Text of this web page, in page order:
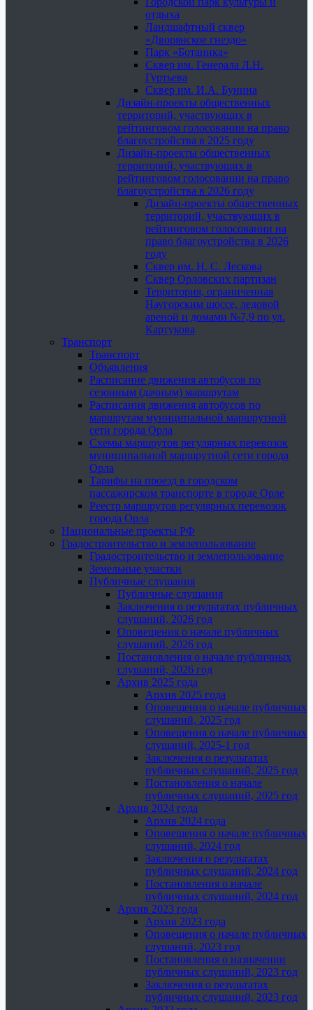
отдыха
Ландшафтный сквер
«Дворянское гнездо»
Парк «Ботаника»
Сквер им. Генерала Л.Н.
Гуртьева
Сквер им. И.А. Бунина
Дизайн-проекты общественных
территорий, участвующих в
рейтинговом голосовании на право
благоустройства в 2025 году
Дизайн-проекты общественных
территорий, участвующих в
рейтинговом голосовании на право
благоустройства в 2026 году
Дизайн-проекты общественных
территорий, участвующих в
рейтинговом голосовании на
право благоустройства в 2026
году
Сквер им. Н. С. Лескова
Сквер Орловских партизан
Территория, ограниченная
Наугорским шоссе, ледовой
ареной и домами №7,9 по ул.
Картукова
Транспорт
Транспорт
Объявления
Расписание движения автобусов по
сезонным (дачным) маршрутам
Расписания движения автобусов по
маршрутам муниципальной маршрутной
сети города Орла
Схемы маршрутов регулярных перевозок
муниципальной маршрутной сети города
Орла
Тарифы на проезд в городском
пассажирском транспорте в городе Орле
Реестр маршрутов регулярных перевозок
города Орла
Национальные проекты РФ
Градостроительство и землепользование
Градостроительство и землепользование
Земельные участки
Публичные слушания
Публичные слушания
Заключения о результатах публичных
слушаний, 2026 год
Оповещения о начале публичных
слушаний, 2026 год
Постановления о начале публичных
слушаний, 2026 год
Архив 2025 года
Архив 2025 года
Оповещения о начале публичных
слушаний, 2025 год
Оповещения о начале публичных
слушаний, 2025-1 год
Заключения о результатах
публичных слушаний, 2025 год
Постановления о начале
публичных слушаний, 2025 год
Архив 2024 года
Архив 2024 года
Оповещения о начале публичных
слушаний, 2024 год
Заключения о результатах
публичных слушаний, 2024 год
Постановления о начале
публичных слушаний, 2024 год
Архив 2023 года
Архив 2023 года
Оповещения о начале публичных
слушаний, 2023 год
Постановления о назначении
публичных слушаний, 2023 год
Заключения о результатах
публичных слушаний, 2023 год